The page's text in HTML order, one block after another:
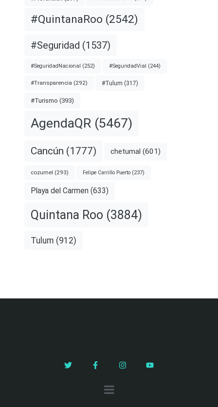
#QuintanaRoo (2542)
#Seguridad (1537)
#SeguridadNacional (252) #SeguridadVial (244)
#Transparencia (292) #Tulum (317)
#Turismo (393)
AgendaQR (5467)
Cancún (1777) chetumal (601)
cozumel (293) Felipe Carrillo Puerto (237)
Playa del Carmen (633)
Quintana Roo (3884)
Tulum (912)